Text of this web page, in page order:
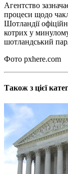
Агентство
процеси щодо
Шотландії
котрих у
шотландський
Фото pxhere.com
Також з цієї